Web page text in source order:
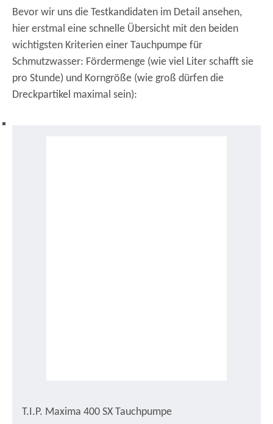
Bevor wir uns die Testkandidaten im Detail ansehen,
hier erstmal eine schnelle Übersicht mit den beiden
wichtigsten Kriterien einer Tauchpumpe für
Schmutzwasser: Fördermenge (wie viel Liter schafft sie
pro Stunde) und Korngröße (wie groß dürfen die
Dreckpartikel maximal sein):
T.I.P. Maxima 400 SX Tauchpumpe